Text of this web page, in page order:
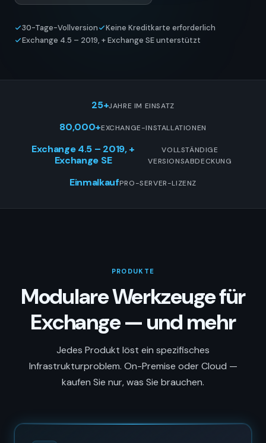
30-Tage-Vollversion
Keine Kreditkarte erforderlich
Exchange 4.5 – 2019, + Exchange SE unterstützt
25+JAHRE IM EINSATZ
80,000+EXCHANGE-INSTALLATIONEN
Exchange 4.5 – 2019, +
Exchange SE
VOLLSTÄNDIGE
VERSIONSABDECKUNG
EinmalkaufPRO-SERVER-LIZENZ
PRODUKTE
Modulare Werkzeuge für
Exchange — und mehr
Jedes Produkt löst ein spezifisches
Infrastrukturproblem. On-Premise oder Cloud —
kaufen Sie nur, was Sie brauchen.